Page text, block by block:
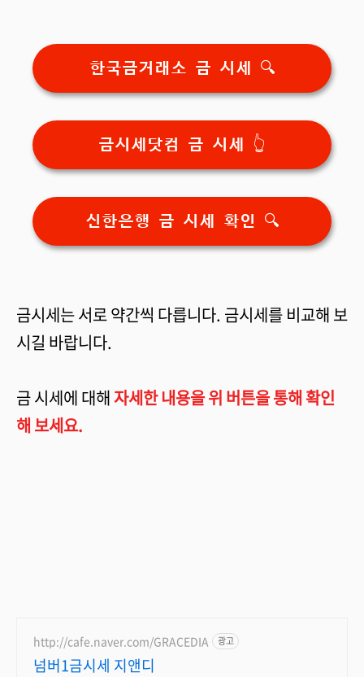
한국금거래소 금 시세 🔍
금시세닷컴 금 시세 👆
신한은행 금 시세 확인 🔍
금시세는 서로 약간씩 다릅니다. 금시세를 비교해 보
시길 바랍니다.
금 시세에 대해자세한 내용을 위 버튼을 통해 확인
해 보세요.
http://cafe.naver.com/GRACEDIA 광고
넘버1금시세 지앤디